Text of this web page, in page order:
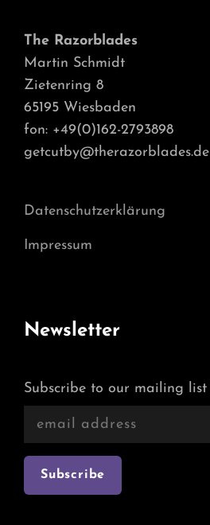
The Razorblades
Martin Schmidt
Zietenring 8
65195 Wiesbaden
fon: +49(0)162-2793898
getcutby@therazorblades.de
Datenschutzerklärung
Impressum
Newsletter
Subscribe to our mailing list